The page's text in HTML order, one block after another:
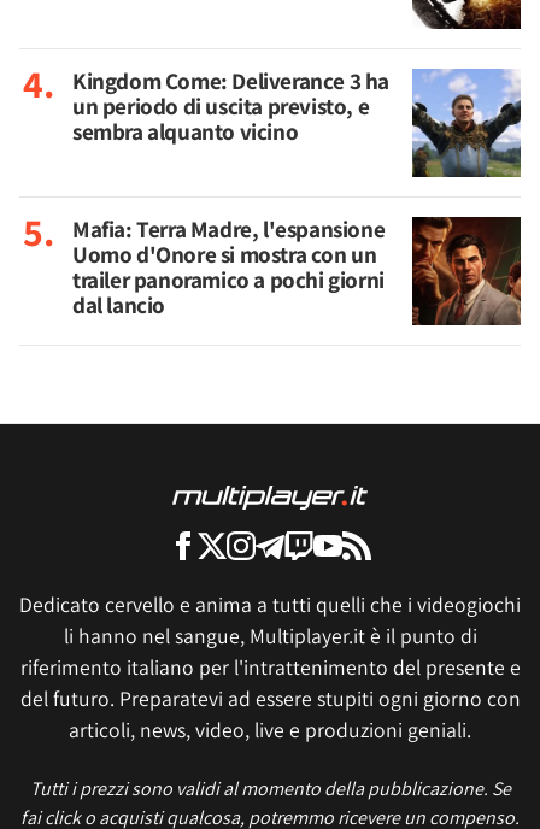
Kingdom Come: Deliverance 3 ha
un periodo di uscita previsto, e
sembra alquanto vicino
Mafia: Terra Madre, l'espansione
Uomo d'Onore si mostra con un
trailer panoramico a pochi giorni
dal lancio
Dedicato cervello e anima a tutti quelli che i videogiochi
li hanno nel sangue, Multiplayer.it è il punto di
riferimento italiano per l'intrattenimento del presente e
del futuro. Preparatevi ad essere stupiti ogni giorno con
articoli, news, video, live e produzioni geniali.
Tutti i prezzi sono validi al momento della pubblicazione. Se
fai click o acquisti qualcosa, potremmo ricevere un compenso.